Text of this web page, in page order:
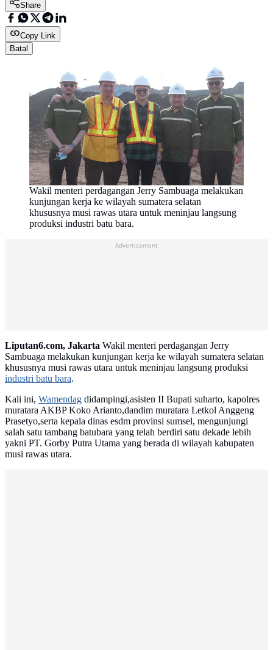
Share
Copy Link
Batal
Wakil menteri perdagangan Jerry Sambuaga melakukan
kunjungan kerja ke wilayah sumatera selatan
khususnya musi rawas utara untuk meninjau langsung
produksi industri batu bara.
Advertisement
Liputan6.com, Jakarta Wakil menteri perdagangan Jerry
Sambuaga melakukan kunjungan kerja ke wilayah sumatera selatan
khususnya musi rawas utara untuk meninjau langsung produksi
industri batu bara.
Kali ini, Wamendag didampingi,asisten II Bupati suharto, kapolres
muratara AKBP Koko Arianto,dandim muratara Letkol Anggeng
Prasetyo,serta kepala dinas esdm provinsi sumsel, mengunjungi
salah satu tambang batubara yang telah berdiri satu dekade lebih
yakni PT. Gorby Putra Utama yang berada di wilayah kabupaten
musi rawas utara.